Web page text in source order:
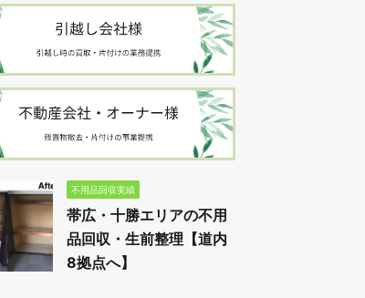
不用品回収実績
帯広・十勝エリアの不用
品回収・生前整理【道内
8拠点へ】